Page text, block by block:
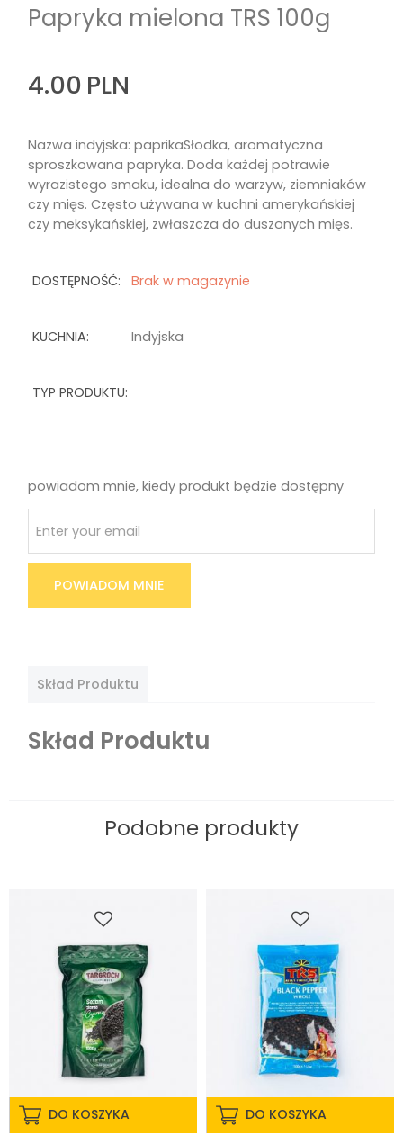
Papryka mielona TRS 100g
4.00 PLN
Nazwa indyjska: paprikaSłodka, aromatyczna
sproszkowana papryka. Doda każdej potrawie
wyrazistego smaku, idealna do warzyw, ziemniaków
czy mięs. Często używana w kuchni amerykańskiej
czy meksykańskiej, zwłaszcza do duszonych mięs.
DOSTĘPNOŚĆ: Brak w magazynie
KUCHNIA: Indyjska
TYP PRODUKTU:
powiadom mnie, kiedy produkt będzie dostępny
POWIADOM MNIE
Skład Produktu
Skład Produktu
Podobne produkty
DO KOSZYKA DO KOSZYKA